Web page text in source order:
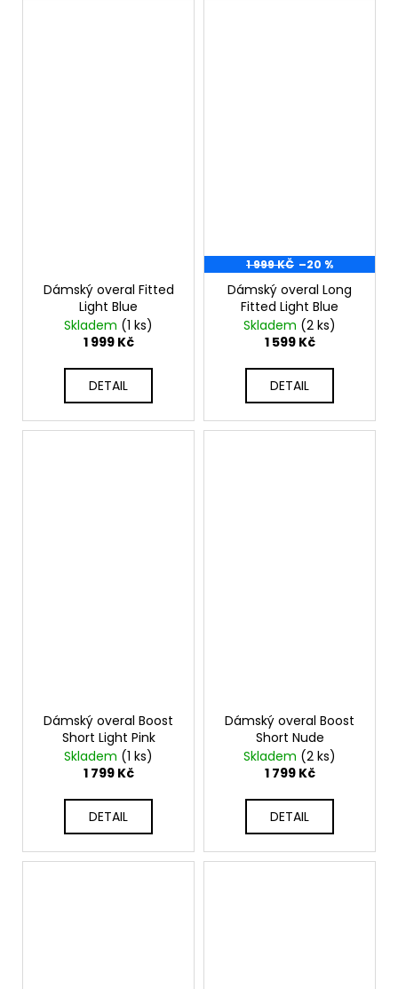
Dámský overal Fitted
Light Blue
Skladem (1 ks)
1 999 Kč
DETAIL
1 999 KČ –20 %
Dámský overal Long
Fitted Light Blue
Skladem (2 ks)
1 599 Kč
DETAIL
Dámský overal Boost
Short Light Pink
Skladem (1 ks)
1 799 Kč
DETAIL
Dámský overal Boost
Short Nude
Skladem (2 ks)
1 799 Kč
DETAIL